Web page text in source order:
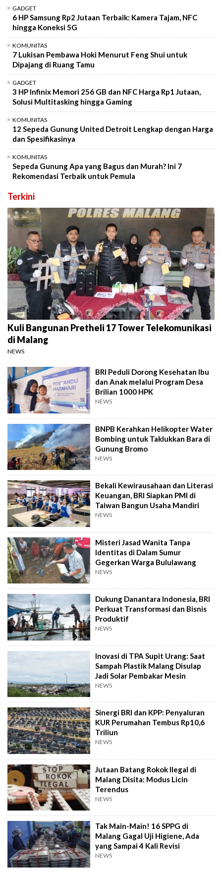
GADGET
6 HP Samsung Rp2 Jutaan Terbaik: Kamera Tajam, NFC
hingga Koneksi 5G
KOMUNITAS
7 Lukisan Pembawa Hoki Menurut Feng Shui untuk
Dipajang di Ruang Tamu
GADGET
3 HP Infinix Memori 256 GB dan NFC Harga Rp1 Jutaan,
Solusi Multitasking hingga Gaming
KOMUNITAS
12 Sepeda Gunung United Detroit Lengkap dengan Harga
dan Spesifikasinya
KOMUNITAS
Sepeda Gunung Apa yang Bagus dan Murah? Ini 7
Rekomendasi Terbaik untuk Pemula
Terkini
Kuli Bangunan Pretheli 17 Tower Telekomunikasi
di Malang
NEWS
BRI Peduli Dorong Kesehatan Ibu
dan Anak melalui Program Desa
Brilian 1000 HPK
NEWS
BNPB Kerahkan Helikopter Water
Bombing untuk Taklukkan Bara di
Gunung Bromo
NEWS
Bekali Kewirausahaan dan Literasi
Keuangan, BRI Siapkan PMI di
Taiwan Bangun Usaha Mandiri
NEWS
Misteri Jasad Wanita Tanpa
Identitas di Dalam Sumur
Gegerkan Warga Bululawang
NEWS
Dukung Danantara Indonesia, BRI
Perkuat Transformasi dan Bisnis
Produktif
NEWS
Inovasi di TPA Supit Urang: Saat
Sampah Plastik Malang Disulap
Jadi Solar Pembakar Mesin
NEWS
Sinergi BRI dan KPP: Penyaluran
KUR Perumahan Tembus Rp10,6
Triliun
NEWS
Jutaan Batang Rokok Ilegal di
Malang Disita: Modus Licin
Terendus
NEWS
Tak Main-Main! 16 SPPG di
Malang Gagal Uji Higiene, Ada
yang Sampai 4 Kali Revisi
NEWS